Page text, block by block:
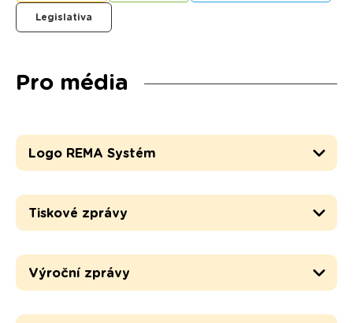
Legislativa
Pro média
Logo REMA Systém
Tiskové zprávy
Výroční zprávy